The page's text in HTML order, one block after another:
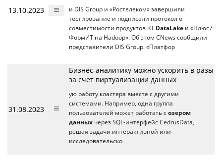
13.10.2023
и DIS Group и «Ростелеком» завершили
тестирование и подписали протокол о
совместимости продуктов RT.DataLake и «Плюс7
ФормИТ на Hadoop». Об этом CNews сообщили
представители DIS Group. «Платфор
31.08.2023
Бизнес-аналитику можно ускорить в разы
за счет виртуализации данных
ую работу кластера вместе с другими
системами. Например, одна группа
пользователей может работать с озером
данных через SQL-интерфейс CedrusData,
решая задачи интерактивной или
исследовательско